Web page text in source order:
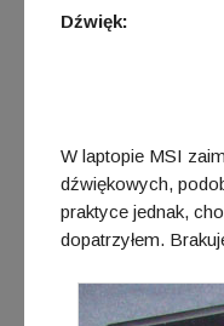
Dźwięk:
W laptopie MSI
dźwiękowych,
praktyce jednak,
dopatrzyłem.